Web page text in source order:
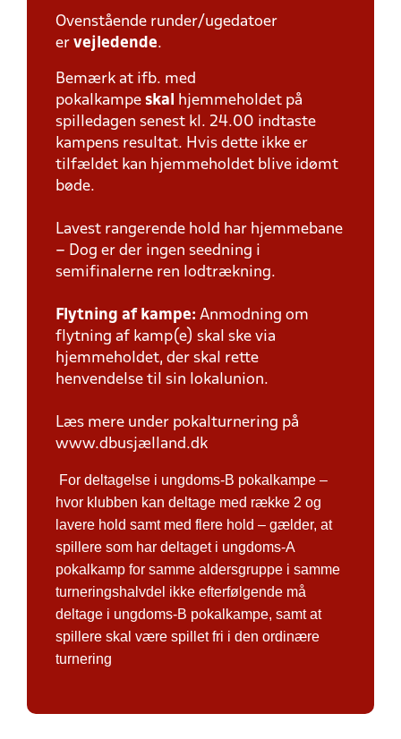
Ovenstående runder/ugedatoer
er vejledende.
Bemærk at ifb. med
pokalkampe skal
hjemmeholdet på
spilledagen senest kl. 24.00 indtaste
kampens resultat. Hvis dette ikke er
tilfældet kan hjemmeholdet blive idømt
bøde.
Lavest rangerende hold har hjemmebane
– Dog er der ingen seedning i
semifinalerne ren lodtrækning.
Flytning af kampe: Anmodning om
flytning af kamp(e) skal ske via
hjemmeholdet, der skal rette
henvendelse til sin lokalunion.
Læs mere under pokalturnering på
www.dbusjælland.dk
For deltagelse i ungdoms-B pokalkampe –
hvor klubben kan deltage med række 2 og
lavere hold samt med flere hold – gælder, at
spillere som har deltaget i ungdoms-A
pokalkamp for samme aldersgruppe i samme
turneringshalvdel ikke efterfølgende må
deltage i ungdoms-B pokalkampe, samt at
spillere skal være spillet fri i den ordinære
turnering